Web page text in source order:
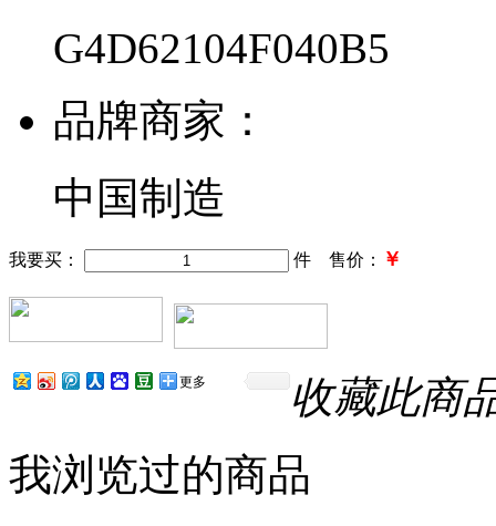
G4D62104F040B5
品牌商家：
中国制造
我要买： 件 售价： ￥
收藏此商
更多
我浏览过的商品